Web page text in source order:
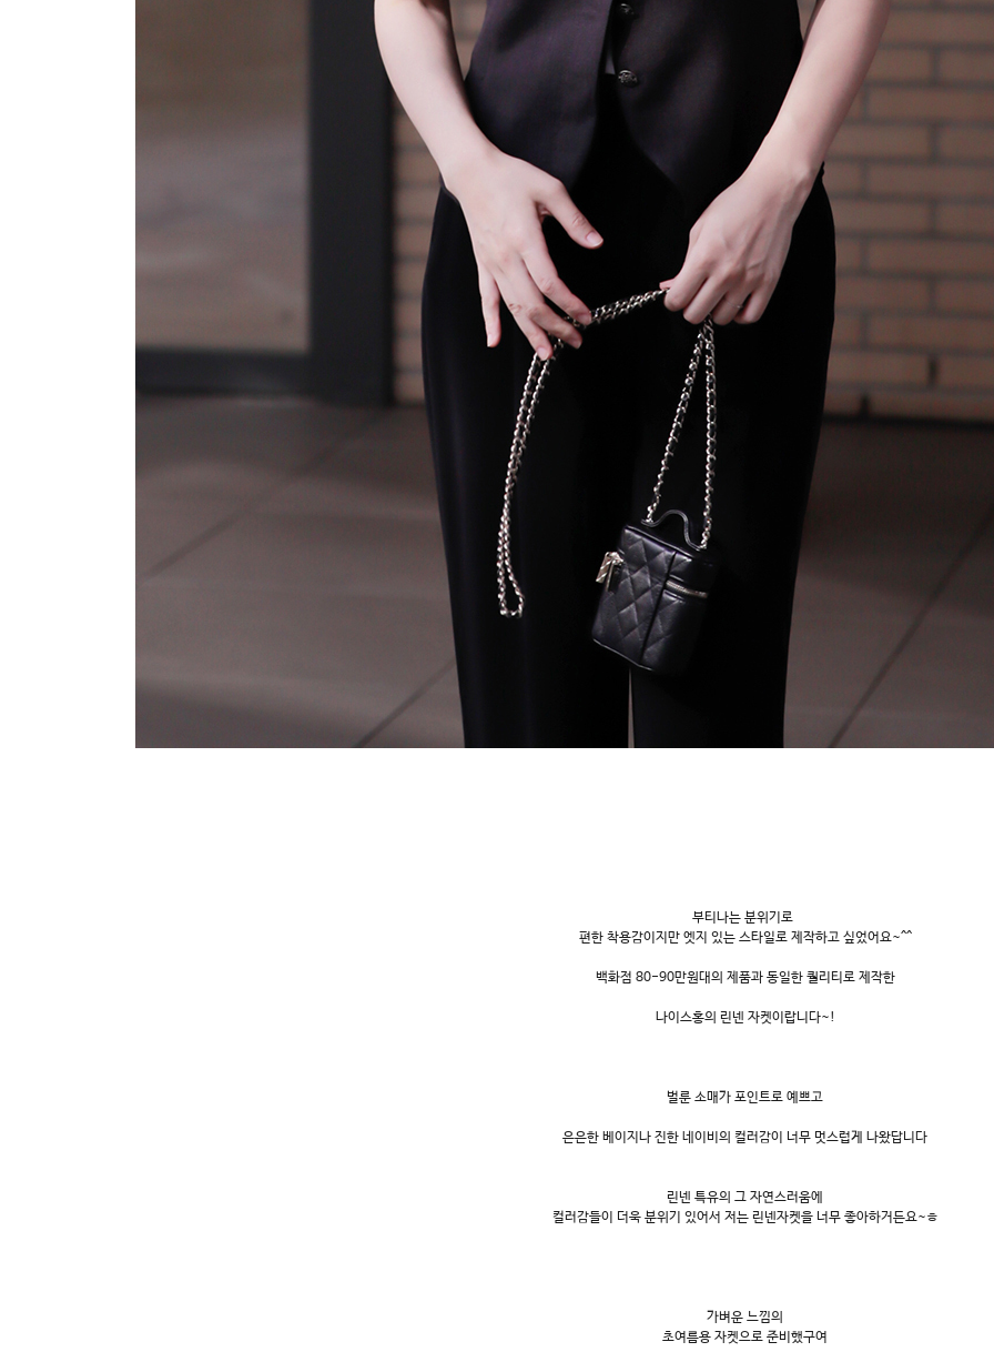
부티나는 분위기로
편한 착용감이지만 엣지 있는 스타일로 제작하고 싶었어요~^^
백화점 80-90만원대의 제품과 동일한 퀄리티로 제작한
나이스홍의 린넨 자켓이랍니다~!
벌룬 소매가 포인트로 예쁘고
은은한 베이지나 진한 네이비의 컬러감이 너무 멋스럽게 나왔답니다
린넨 특유의 그 자연스러움에
컬러감들이 더욱 분위기 있어서 저는 린넨자켓을 너무 좋아하거든요~ㅎ
가벼운 느낌의
초여름용 자켓으로 준비했구여